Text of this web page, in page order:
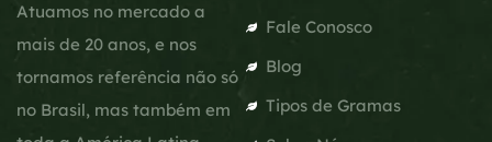
Atuamos no mercado a
mais de 20 anos, e nos
tornamos referência não só
no Brasil, mas também em
Fale Conosco
Blog
Tipos de Gramas